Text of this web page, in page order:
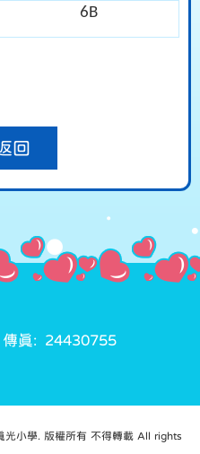
6B
回
傳真: 24430755
小學. 版權所有 不得轉載 All rights